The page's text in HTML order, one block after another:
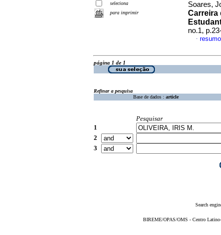
seleciona
para imprimir
Soares,
Carreira
no.1,
·
página 1 de 1
Refinar a pesquisa
Base de dados : article
Pesquisar
1
2
3
Search
BIREME/OPAS/OMS - Centro Latino-